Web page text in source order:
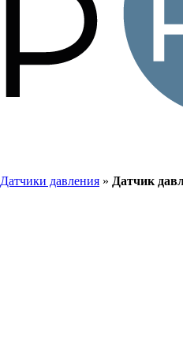
Датчики давления » Датчик